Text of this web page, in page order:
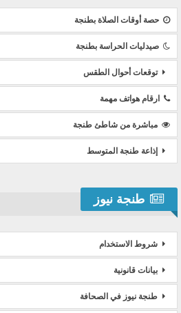
حصة أوقات الصلاة بطنجة
صيدليات الحراسة بطنجة
توقعات أحوال الطقس
ارقام هواتف مهمة
مباشرة من شاطئ طنجة
إذاعة طنجة المتوسط
طنجة نيوز
شروط الاستخدام
بيانات قانونية
طنجة نيوز في الصحافة